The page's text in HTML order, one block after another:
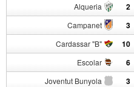
Alqueria 2
Campanet 3
Cardassar "B" 10
Escolar 6
Joventut Bunyola 3